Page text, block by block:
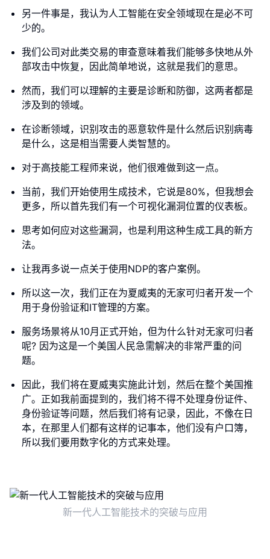
另一件事是，我认为人工智能在安全领域现在是必不可
少的。
我们公司对此类交易的审查意味着我们能够多快地从外
部攻击中恢复，因此简单地说，这就是我们的意思。
然而，我们可以理解的主要是诊断和防御，这两者都是
涉及到的领域。
在诊断领域，识别攻击的恶意软件是什么然后识别病毒
是什么，这是相当需要人类智慧的。
对于高技能工程师来说，他们很难做到这一点。
当前，我们开始使用生成技术，它说是80%，但我想会
更多，所以首先我们有一个可视化漏洞位置的仪表板。
思考如何应对这些漏洞，也是利用这种生成工具的新方
法。
让我再多说一点关于使用NDP的客户案例。
所以这一次，我们正在为夏威夷的无家可归者开发一个
用于身份验证和IT管理的方案。
服务场景将从10月正式开始，但为什么针对无家可归者
呢? 因为这是一个美国人民急需解决的非常严重的问
题。
因此，我们将在夏威夷实施此计划，然后在整个美国推
广。正如我前面提到的，我们将不得不处理身份证件、
身份验证等问题，然后我们将有记录，因此，不像在日
本，在那里人们都有这样的记事本，他们没有户口簿，
所以我们要用数字化的方式来处理。
新一代人工智能技术的突破与应用